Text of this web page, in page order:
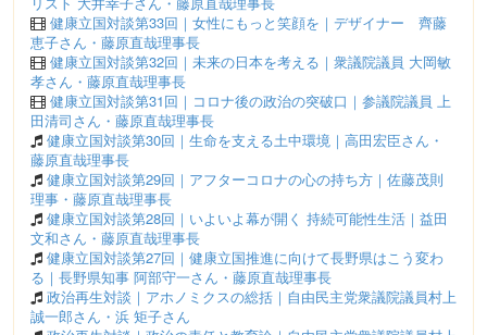
健康立国対談第33回｜女性にもっと笑顔を｜デザイナー 齊藤
恵子さん・藤原直哉理事長
健康立国対談第32回｜未来の日本を考える｜衆議院議員 大岡敏
孝さん・藤原直哉理事長
健康立国対談第31回｜コロナ後の政治の突破口｜参議院議員 上
田清司さん・藤原直哉理事長
健康立国対談第30回｜生命を支える土中環境｜高田宏臣さん・
藤原直哉理事長
健康立国対談第29回｜アフターコロナの心の持ち方｜佐藤茂則
理事・藤原直哉理事長
健康立国対談第28回｜いよいよ幕が開く 持続可能性生活｜益田
文和さん・藤原直哉理事長
健康立国対談第27回｜健康立国推進に向けて長野県はこう変わ
る｜長野県知事 阿部守一さん・藤原直哉理事長
政治再生対談｜アホノミクスの総括｜自由民主党衆議院議員村上
誠一郎さん・浜 矩子さん